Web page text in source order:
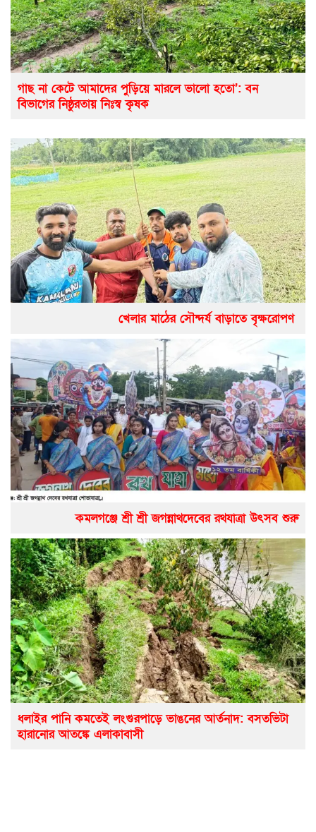
গাছ না কেটে আমাদের পুড়িয়ে মারলে ভালো হতো’: বন
বিভাগের নিষ্ঠুরতায় নিঃস্ব কৃষক
খেলার মাঠের সৌন্দর্য বাড়াতে বৃক্ষরোপণ
কমলগঞ্জে শ্রী শ্রী জগন্নাথদেবের রথযাত্রা উৎসব শুরু
ধলাইর পানি কমতেই লংগুরপাড়ে ভাঙনের আর্তনাদ: বসতভিটা
হারানোর আতঙ্কে এলাকাবাসী